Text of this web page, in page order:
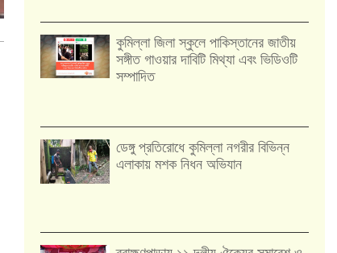
কুমিল্লা জিলা স্কুলে পাকিস্তানের জাতীয়
সঙ্গীত গাওয়ার দাবিটি মিথ্যা এবং ভিডিওটি
সম্পাদিত
ডেঙ্গু প্রতিরোধে কুমিল্লা নগরীর বিভিন্ন
এলাকায় মশক নিধন অভিযান